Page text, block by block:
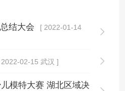
结大会
[ 2022-01-14
2022-02-15 武汉 ]
模特大赛 湖北区域决